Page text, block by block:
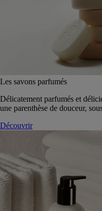
Les savons parfumés
Délicatement parfumés et
une parenthèse de douceur,
Découvrir